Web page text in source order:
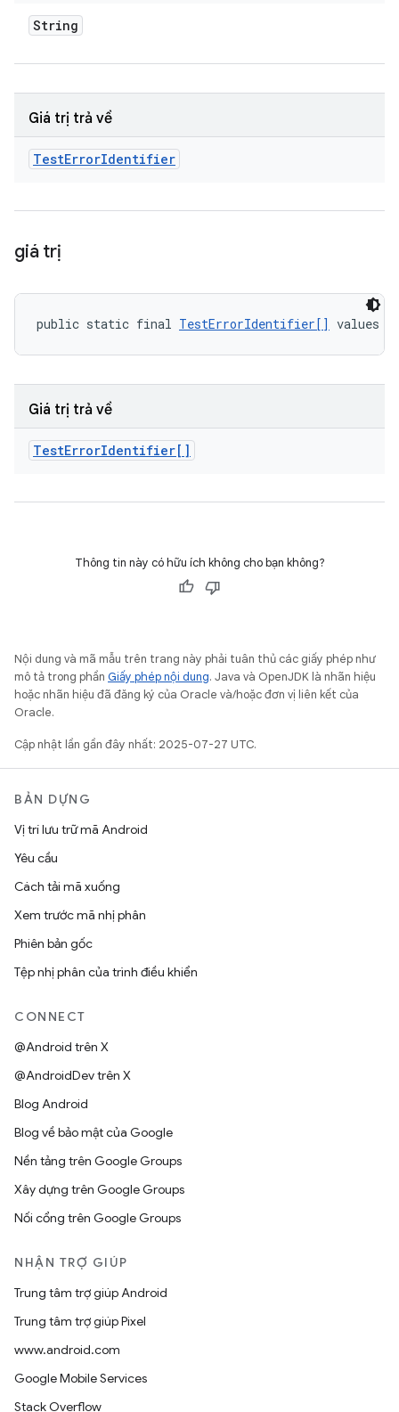
String
Giá trị trả về
TestErrorIdentifier
giá trị
public static final TestErrorIdentifier[] values
Giá trị trả về
TestErrorIdentifier[]
Thông tin này có hữu ích không cho bạn không?
Nội dung và mã mẫu trên trang này phải tuân thủ các giấy phép như
mô tả trong phần Giấy phép nội dung. Java và OpenJDK là nhãn hiệu
hoặc nhãn hiệu đã đăng ký của Oracle và/hoặc đơn vị liên kết của
Oracle.
Cập nhật lần gần đây nhất: 2025-07-27 UTC.
BẢN DỰNG
Vị trí lưu trữ mã Android
Yêu cầu
Cách tải mã xuống
Xem trước mã nhị phân
Phiên bản gốc
Tệp nhị phân của trình điều khiển
CONNECT
@Android trên X
@AndroidDev trên X
Blog Android
Blog về bảo mật của Google
Nền tảng trên Google Groups
Xây dựng trên Google Groups
Nối cổng trên Google Groups
NHẬN TRỢ GIÚP
Trung tâm trợ giúp Android
Trung tâm trợ giúp Pixel
www.android.com
Google Mobile Services
Stack Overflow